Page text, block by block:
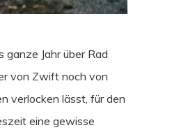
ganze Jahr über Rad
von Zwift noch von
verlocken lässt, für den
eine gewisse